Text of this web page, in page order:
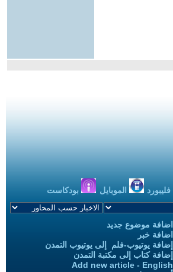
فليبورد الموبايل بودكاست
اضافة موضوع جديد
اضافة خبر
إضافة يوتيوب-فلم إلى يوتيوب التمدن
إضافة كتاب إلى مكتبة التمدن
Add new article - English